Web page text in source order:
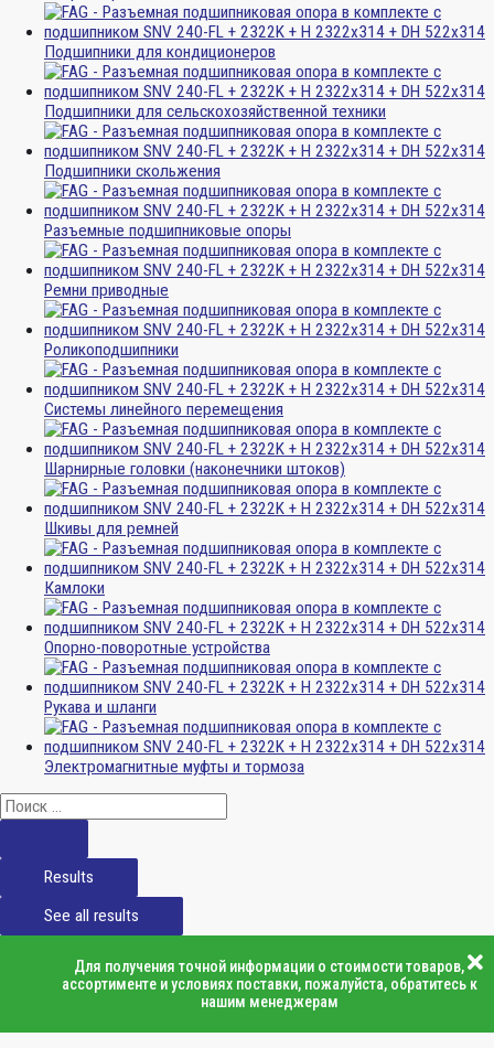
Подшипники для кондиционеров
Подшипники для сельскохозяйственной техники
Подшипники скольжения
Разъемные подшипниковые опоры
Ремни приводные
Роликоподшипники
Системы линейного перемещения
Шарнирные головки (наконечники штоков)
Шкивы для ремней
Камлоки
Опорно-поворотные устройства
Рукава и шланги
Электромагнитные муфты и тормоза
Results
See all results
Для получения точной информации о стоимости товаров,
ассортименте и условиях поставки, пожалуйста, обратитесь к
нашим менеджерам